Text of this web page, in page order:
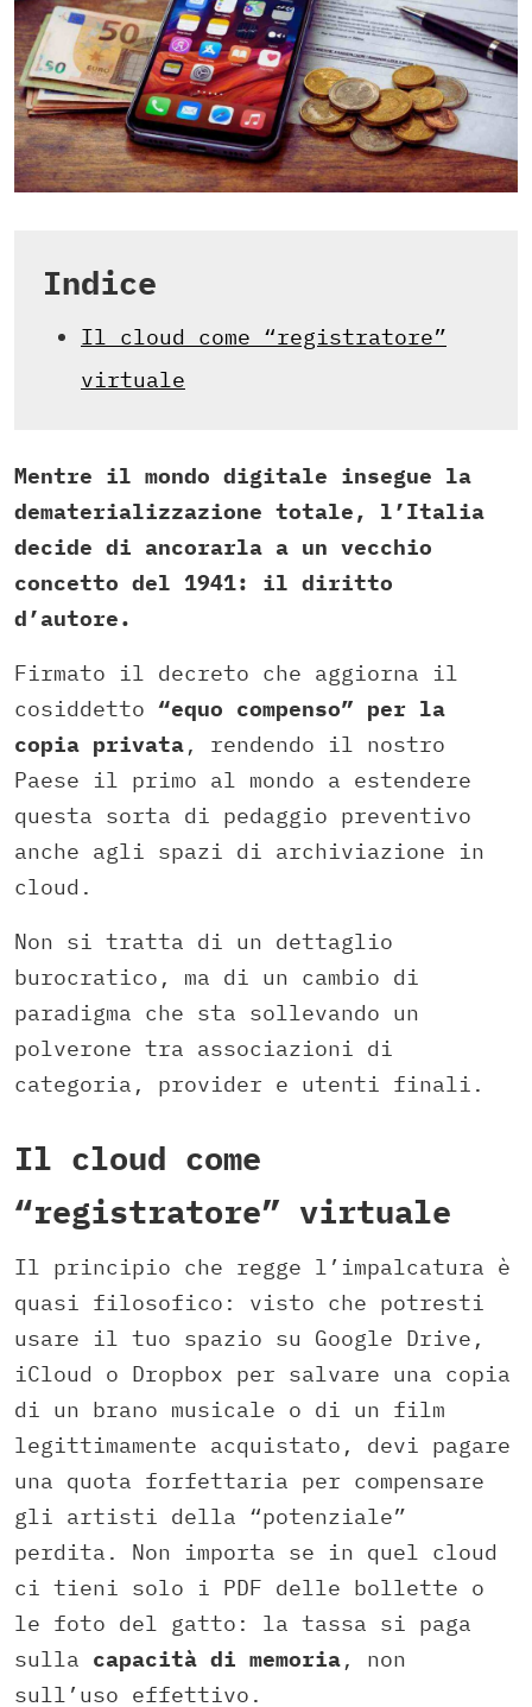
Indice
Il cloud come “registratore”
virtuale
Mentre il mondo digitale insegue la
dematerializzazione totale, l’Italia
decide di ancorarla a un vecchio
concetto del 1941: il diritto
d’autore.
Firmato il decreto che aggiorna il
cosiddetto “equo compenso” per la
copia privata, rendendo il nostro
Paese il primo al mondo a estendere
questa sorta di pedaggio preventivo
anche agli spazi di archiviazione in
cloud.
Non si tratta di un dettaglio
burocratico, ma di un cambio di
paradigma che sta sollevando un
polverone tra associazioni di
categoria, provider e utenti finali.
Il cloud come
“registratore” virtuale
Il principio che regge l’impalcatura è
quasi filosofico: visto che potresti
usare il tuo spazio su Google Drive,
iCloud o Dropbox per salvare una copia
di un brano musicale o di un film
legittimamente acquistato, devi pagare
una quota forfettaria per compensare
gli artisti della “potenziale”
perdita. Non importa se in quel cloud
ci tieni solo i PDF delle bollette o
le foto del gatto: la tassa si paga
sulla capacità di memoria, non
sull’uso effettivo.